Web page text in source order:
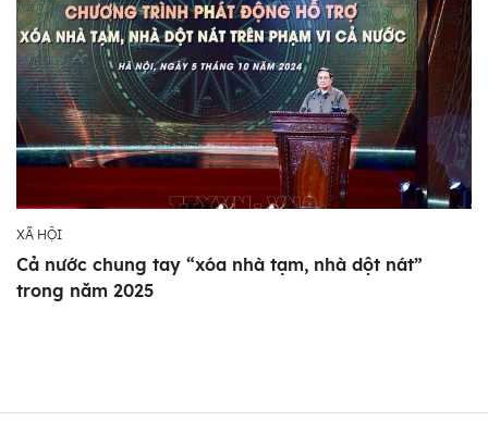
XÃ HỘI
Cả nước chung tay “xóa nhà tạm, nhà dột nát”
trong năm 2025